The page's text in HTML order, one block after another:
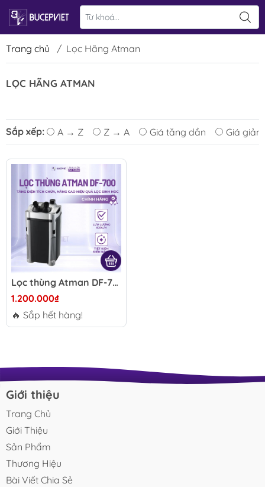
Trang chủ / Lọc Hãng Atman
LỌC HÃNG ATMAN
Sắp xếp: A → Z Z → A Giá tăng dần Giá
Lọc thùng Atman DF-700 820L/h – Lọc ngoài cho hồ thủy sinh, vận hành êm, tiết kiệm điện, hỗ trợ làm trong nước bể cá cảnh
1.200.000₫
🔥 Sắp hết hàng!
Giới thiệu
Trang Chủ
Giới Thiệu
Sản Phẩm
Thương Hiệu
Bài Viết Chia Sẻ